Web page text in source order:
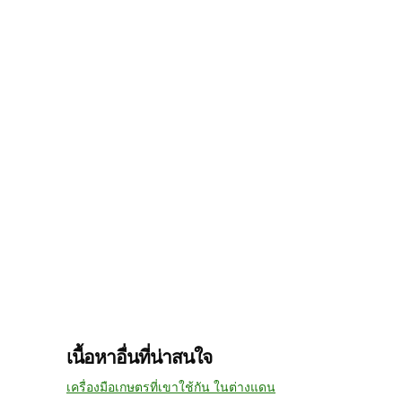
เนื้อหาอื่นที่น่าสนใจ
เครื่องมือเกษตรที่เขาใช้กัน ในต่างแดน